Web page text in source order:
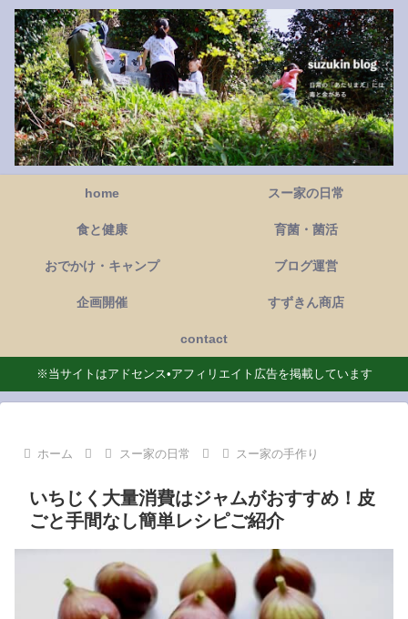
home スー家の日常
食と健康 育菌・菌活
おでかけ・キャンプ ブログ運営
企画開催 すずきん商店
contact
※当サイトはアドセンス•アフィリエイト広告を掲載しています
ホーム スー家の日常 スー家の手作り
いちじく大量消費はジャムがおすすめ！皮
ごと手間なし簡単レシピご紹介